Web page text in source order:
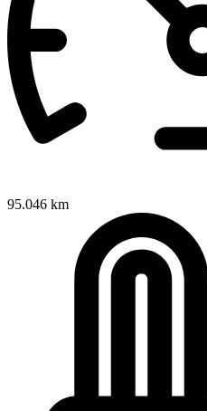
95.046 km